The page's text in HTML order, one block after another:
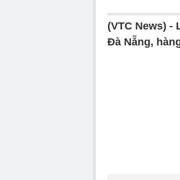
(VTC News) -
Đà Nẵng,